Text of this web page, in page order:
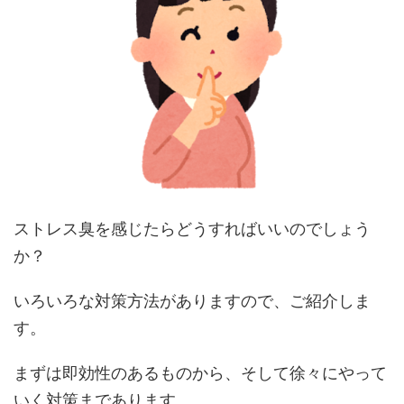
ストレス臭を感じたらどうすればいいのでしょう
か？
いろいろな対策方法がありますので、ご紹介しま
す。
まずは即効性のあるものから、そして徐々にやって
いく対策まであります。